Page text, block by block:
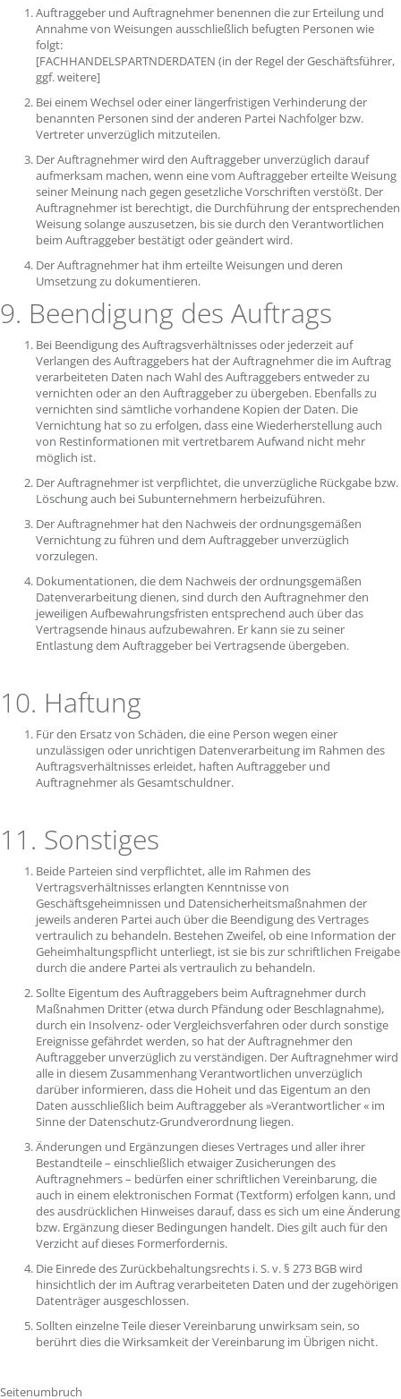
Auftraggeber und Auftragnehmer benennen die zur Erteilung und
Annahme von Weisungen ausschließlich befugten Personen wie
folgt:
[FACHHANDELSPARTNDERDATEN (in der Regel der Geschäftsführer,
ggf. weitere]
Bei einem Wechsel oder einer längerfristigen Verhinderung der
benannten Personen sind der anderen Partei Nachfolger bzw.
Vertreter unverzüglich mitzuteilen.
Der Auftragnehmer wird den Auftraggeber unverzüglich darauf
aufmerksam machen, wenn eine vom Auftraggeber erteilte Weisung
seiner Meinung nach gegen gesetzliche Vorschriften verstößt. Der
Auftragnehmer ist berechtigt, die Durchführung der entsprechenden
Weisung solange auszusetzen, bis sie durch den Verantwortlichen
beim Auftraggeber bestätigt oder geändert wird.
Der Auftragnehmer hat ihm erteilte Weisungen und deren
Umsetzung zu dokumentieren.
9. Beendigung des Auftrags
Bei Beendigung des Auftragsverhältnisses oder jederzeit auf
Verlangen des Auftraggebers hat der Auftragnehmer die im Auftrag
verarbeiteten Daten nach Wahl des Auftraggebers entweder zu
vernichten oder an den Auftraggeber zu übergeben. Ebenfalls zu
vernichten sind sämtliche vorhandene Kopien der Daten. Die
Vernichtung hat so zu erfolgen, dass eine Wiederherstellung auch
von Restinformationen mit vertretbarem Aufwand nicht mehr
möglich ist.
Der Auftragnehmer ist verpflichtet, die unverzügliche Rückgabe bzw.
Löschung auch bei Subunternehmern herbeizuführen.
Der Auftragnehmer hat den Nachweis der ordnungsgemäßen
Vernichtung zu führen und dem Auftraggeber unverzüglich
vorzulegen.
Dokumentationen, die dem Nachweis der ordnungsgemäßen
Datenverarbeitung dienen, sind durch den Auftragnehmer den
jeweiligen Aufbewahrungsfristen entsprechend auch über das
Vertragsende hinaus aufzubewahren. Er kann sie zu seiner
Entlastung dem Auftraggeber bei Vertragsende übergeben.
10. Haftung
Für den Ersatz von Schäden, die eine Person wegen einer
unzulässigen oder unrichtigen Datenverarbeitung im Rahmen des
Auftragsverhältnisses erleidet, haften Auftraggeber und
Auftragnehmer als Gesamtschuldner.
11. Sonstiges
Beide Parteien sind verpflichtet, alle im Rahmen des
Vertragsverhältnisses erlangten Kenntnisse von
Geschäftsgeheimnissen und Datensicherheitsmaßnahmen der
jeweils anderen Partei auch über die Beendigung des Vertrages
vertraulich zu behandeln. Bestehen Zweifel, ob eine Information der
Geheimhaltungspflicht unterliegt, ist sie bis zur schriftlichen Freigabe
durch die andere Partei als vertraulich zu behandeln.
Sollte Eigentum des Auftraggebers beim Auftragnehmer durch
Maßnahmen Dritter (etwa durch Pfändung oder Beschlagnahme),
durch ein Insolvenz- oder Vergleichsverfahren oder durch sonstige
Ereignisse gefährdet werden, so hat der Auftragnehmer den
Auftraggeber unverzüglich zu verständigen. Der Auftragnehmer wird
alle in diesem Zusammenhang Verantwortlichen unverzüglich
darüber informieren, dass die Hoheit und das Eigentum an den
Daten ausschließlich beim Auftraggeber als »Verantwortlicher « im
Sinne der Datenschutz-Grundverordnung liegen.
Änderungen und Ergänzungen dieses Vertrages und aller ihrer
Bestandteile – einschließlich etwaiger Zusicherungen des
Auftragnehmers – bedürfen einer schriftlichen Vereinbarung, die
auch in einem elektronischen Format (Textform) erfolgen kann, und
des ausdrücklichen Hinweises darauf, dass es sich um eine Änderung
bzw. Ergänzung dieser Bedingungen handelt. Dies gilt auch für den
Verzicht auf dieses Formerfordernis.
Die Einrede des Zurückbehaltungsrechts i. S. v. § 273 BGB wird
hinsichtlich der im Auftrag verarbeiteten Daten und der zugehörigen
Datenträger ausgeschlossen.
Sollten einzelne Teile dieser Vereinbarung unwirksam sein, so
berührt dies die Wirksamkeit der Vereinbarung im Übrigen nicht.
Seitenumbruch